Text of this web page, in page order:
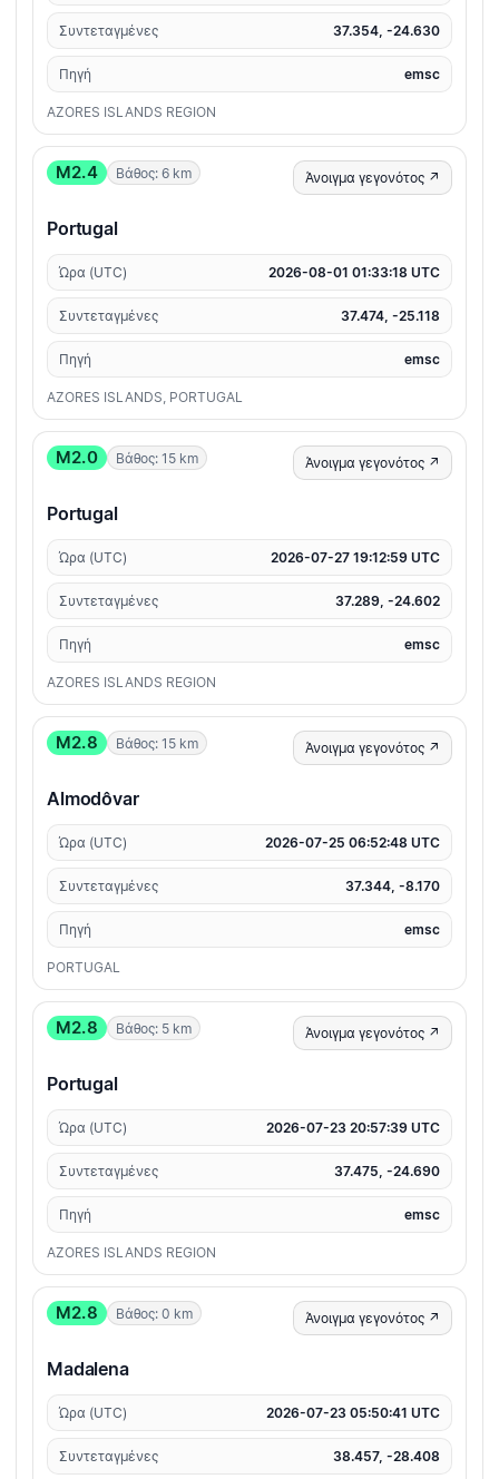
Συντεταγμένες 37.354, -24.630
Πηγή emsc
AZORES ISLANDS REGION
M2.4 Βάθος: 6 km Άνοιγμα γεγονότος ↗
Portugal
Ώρα (UTC) 2026-08-01 01:33:18 UTC
Συντεταγμένες 37.474, -25.118
Πηγή emsc
AZORES ISLANDS, PORTUGAL
M2.0 Βάθος: 15 km Άνοιγμα γεγονότος ↗
Portugal
Ώρα (UTC) 2026-07-27 19:12:59 UTC
Συντεταγμένες 37.289, -24.602
Πηγή emsc
AZORES ISLANDS REGION
M2.8 Βάθος: 15 km Άνοιγμα γεγονότος ↗
Almodôvar
Ώρα (UTC) 2026-07-25 06:52:48 UTC
Συντεταγμένες 37.344, -8.170
Πηγή emsc
PORTUGAL
M2.8 Βάθος: 5 km Άνοιγμα γεγονότος ↗
Portugal
Ώρα (UTC) 2026-07-23 20:57:39 UTC
Συντεταγμένες 37.475, -24.690
Πηγή emsc
AZORES ISLANDS REGION
M2.8 Βάθος: 0 km Άνοιγμα γεγονότος ↗
Madalena
Ώρα (UTC) 2026-07-23 05:50:41 UTC
Συντεταγμένες 38.457, -28.408